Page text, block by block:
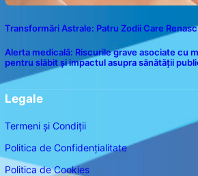
Transformări Astrale: Patru Zodii Care
Alerta medicală: Riscurile grave asociate cu
pentru slăbit și impactul asupra sănătății
Legale
Termeni și Condiții
Politica de Confidențialitate
Politica de Cookies